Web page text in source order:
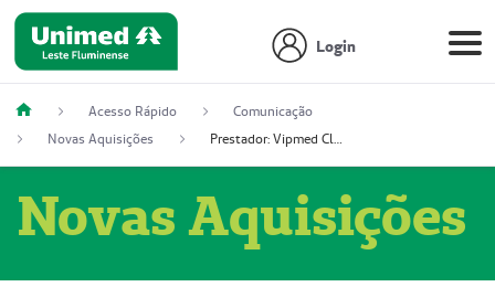
Login
Acesso Rápido
Comunicação
Novas Aquisições
Prestador: Vipmed Clínica Geral Ltda, 51004349-0 (Nome Fantasia: Policlínica Master)
Novas Aquisições